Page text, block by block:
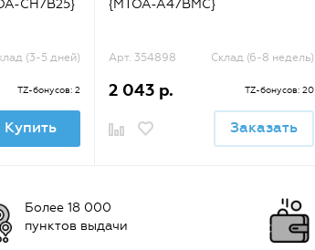
CH7B25}
(3-5 дней)
TZ-бонусов: 2
Купить
{MTOA-A47BMC}
Арт. 354898 Склад (6-8 недель)
2 043 р. TZ-бонусов: 20
Заказать
Более 18 000
пунктов выдачи